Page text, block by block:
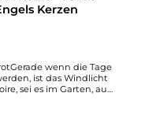
Kerzen
wenn die Tage
ist das Windlicht
sei es im Garten, auf